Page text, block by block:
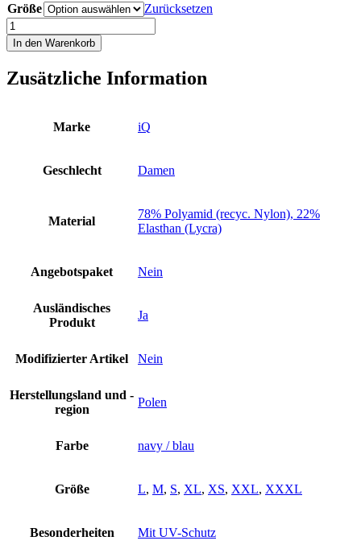
Größe
Zurücksetzen
iQ
UV
300
Loose
In den Warenkorb
Zusätzliche Information
Marke iQ
Geschlecht Damen
Material
78% Polyamid (recyc. Nylon), 22%
Elasthan (Lycra)
Angebotspaket Nein
Ausländisches
Produkt
Ja
Modifizierter Artikel Nein
Herstellungsland und -
region
Polen
Farbe navy / blau
Größe L, M, S, XL, XS, XXL, XXXL
Besonderheiten Mit UV-Schutz